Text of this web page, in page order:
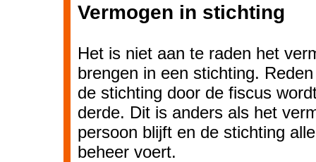
Vermogen in stichting
Het is niet aan te raden het
brengen in een stichting.
de stichting door de fiscus
derde. Dit is anders als het
persoon blijft en de stichting
beheer voert.